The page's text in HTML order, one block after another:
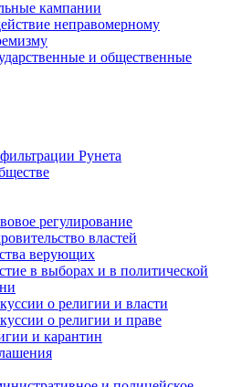
кампании
неправомерному
и общественные
Рунета
регулирование
властей
верующих
в выборах и в политической
о религии и власти
о религии и праве
и карантин